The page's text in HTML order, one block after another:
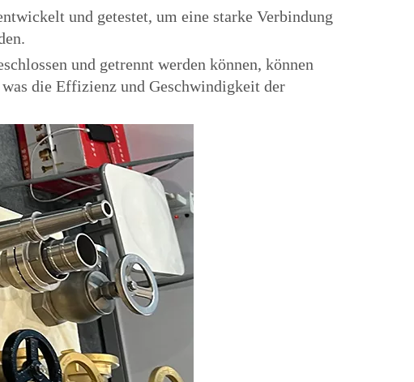
und getestet, um eine starke Verbindung
und getrennt werden können, können
die Effizienz und Geschwindigkeit der